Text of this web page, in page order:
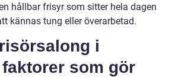
hållbar frisyr som sitter hela dagen
kännas tung eller överarbetad.
i
som gör